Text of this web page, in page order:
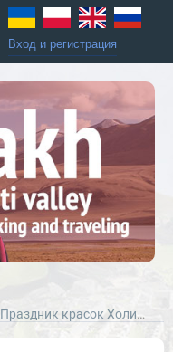
Вход и регистрация
Праздник красок Холи в лицах Варанаси